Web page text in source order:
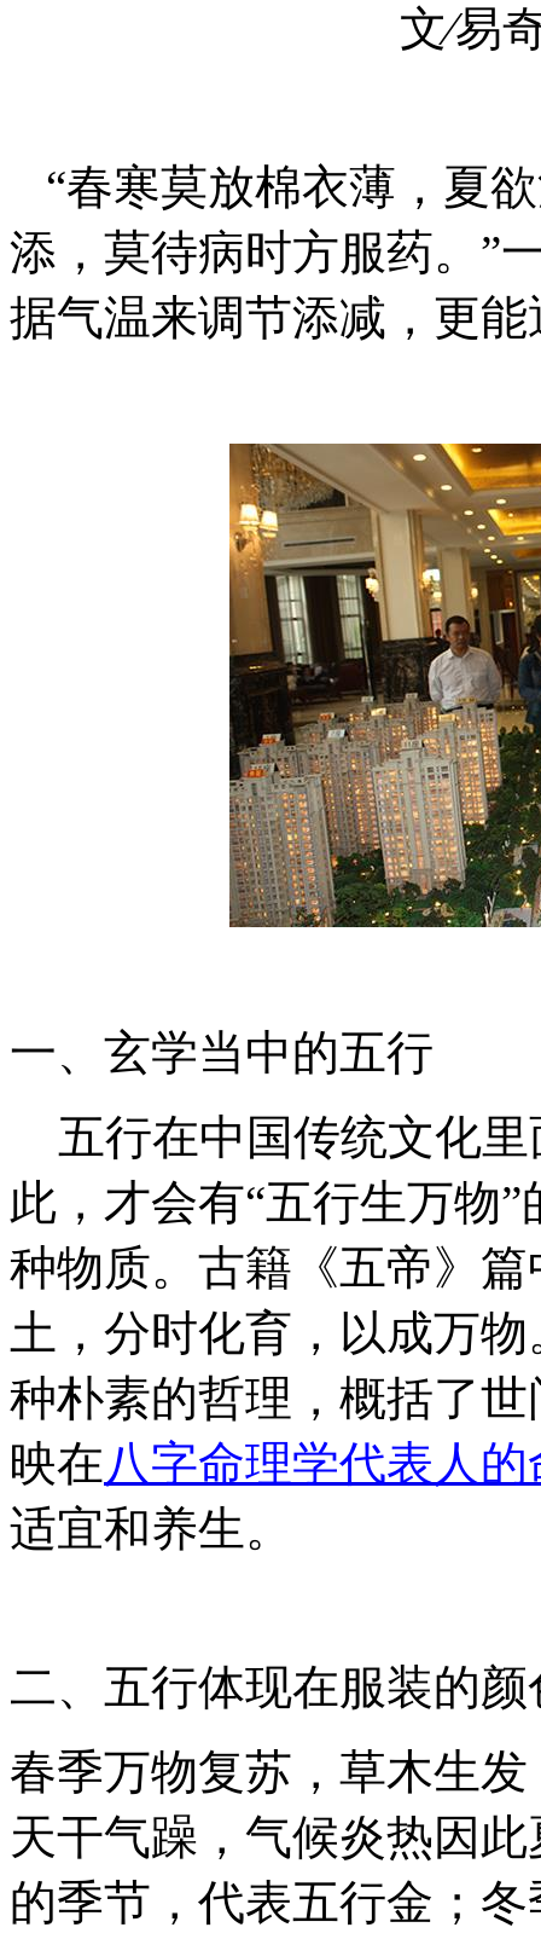
文∕易
“春寒莫放棉衣薄，夏
添，莫待病时方服药。”
据气温来调节添减，更
一、玄学当中的五行
五行在中国传统文化里
此，才会有“五行生万物
种物质。古籍《五帝》
土，分时化育，以成万
种朴素的哲理，概括了
映在八字命理学代表人
适宜和养生。
二、五行体现在服装的颜
春季万物复苏，草木生
天干气躁，气候炎热因
的季节，代表五行金；